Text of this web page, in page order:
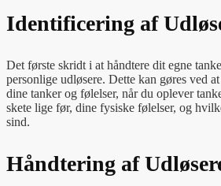
Identificering af
Det første skridt i at håndtere dit egne
personlige udløsere. Dette kan gøres ved
dine tanker og følelser, når du oplever
skete lige før, dine fysiske følelser, og
sind.
Håndtering af